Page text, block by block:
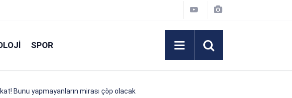
SPOR
Bunu yapmayanların mirası çöp olacak